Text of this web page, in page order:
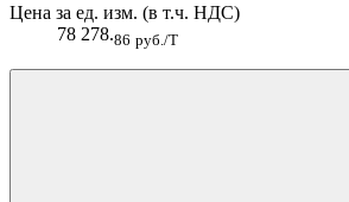
Цена за ед. изм. (в т.ч. НДС)
78 278.86 руб./Т